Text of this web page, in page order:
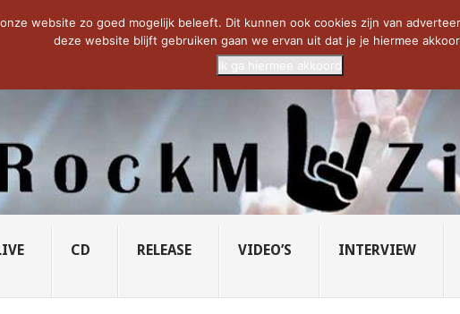
HEAD SOCIETY... PRIDE OF LIONS – U... SAVATAGE KOMT TERUG IN 0...
CD RELEASE VIDEO’S INTERVIEW
website zo goed mogelijk beleeft. Dit kunnen ook cookies zijn van
deze website blijft gebruiken gaan we ervan uit dat je je hiermee
Ik ga hiermee akkoord